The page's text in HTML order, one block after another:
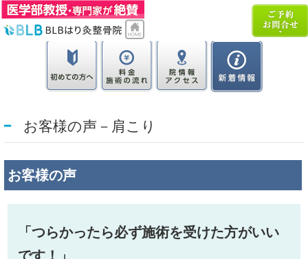
お客様の声－肩こり
お客様の声
「 つらかったら必ず施術を受けた方がいい
です！」